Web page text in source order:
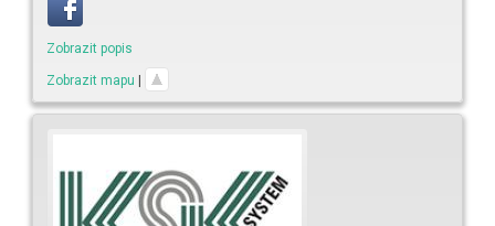
Zobrazit popis
Zobrazit mapu